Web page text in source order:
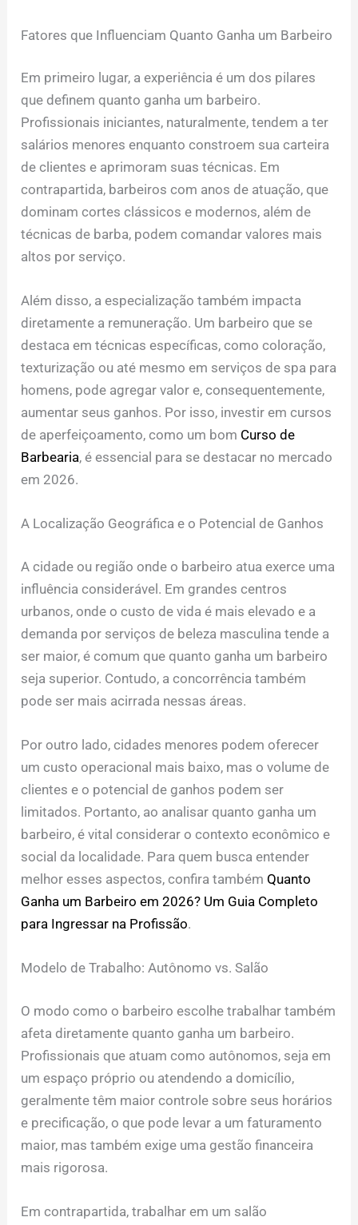
Fatores que Influenciam Quanto Ganha um Barbeiro
Em primeiro lugar, a experiência é um dos pilares
que definem quanto ganha um barbeiro.
Profissionais iniciantes, naturalmente, tendem a ter
salários menores enquanto constroem sua carteira
de clientes e aprimoram suas técnicas. Em
contrapartida, barbeiros com anos de atuação, que
dominam cortes clássicos e modernos, além de
técnicas de barba, podem comandar valores mais
altos por serviço.
Além disso, a especialização também impacta
diretamente a remuneração. Um barbeiro que se
destaca em técnicas específicas, como coloração,
texturização ou até mesmo em serviços de spa para
homens, pode agregar valor e, consequentemente,
aumentar seus ganhos. Por isso, investir em cursos
de aperfeiçoamento, como um bom Curso de
Barbearia, é essencial para se destacar no mercado
em 2026.
A Localização Geográfica e o Potencial de Ganhos
A cidade ou região onde o barbeiro atua exerce uma
influência considerável. Em grandes centros
urbanos, onde o custo de vida é mais elevado e a
demanda por serviços de beleza masculina tende a
ser maior, é comum que quanto ganha um barbeiro
seja superior. Contudo, a concorrência também
pode ser mais acirrada nessas áreas.
Por outro lado, cidades menores podem oferecer
um custo operacional mais baixo, mas o volume de
clientes e o potencial de ganhos podem ser
limitados. Portanto, ao analisar quanto ganha um
barbeiro, é vital considerar o contexto econômico e
social da localidade. Para quem busca entender
melhor esses aspectos, confira também Quanto
Ganha um Barbeiro em 2026? Um Guia Completo
para Ingressar na Profissão.
Modelo de Trabalho: Autônomo vs. Salão
O modo como o barbeiro escolhe trabalhar também
afeta diretamente quanto ganha um barbeiro.
Profissionais que atuam como autônomos, seja em
um espaço próprio ou atendendo a domicílio,
geralmente têm maior controle sobre seus horários
e precificação, o que pode levar a um faturamento
maior, mas também exige uma gestão financeira
mais rigorosa.
Em contrapartida, trabalhar em um salão